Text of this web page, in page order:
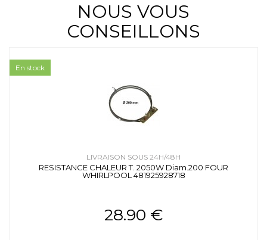
NOUS VOUS
CONSEILLONS
LIVRAISON SOUS 24H/48H
RESISTANCE CHALEUR T. 2050W Diam.200 FOUR
WHIRLPOOL 481925928718
28.90 €
En stock